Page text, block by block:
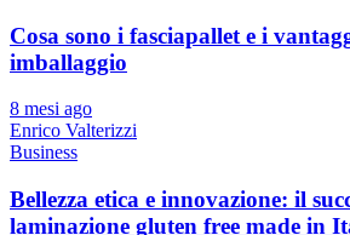
Cosa sono i fasciapallet e i
imballaggio
8 mesi ago
Enrico Valterizzi
Business
Bellezza etica e innovazione: il
laminazione gluten free made in